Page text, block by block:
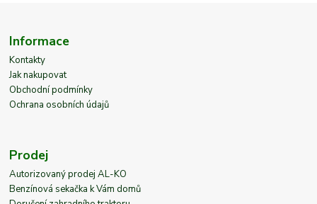
Informace
Kontakty
Jak nakupovat
Obchodní podmínky
Ochrana osobních údajů
Prodej
Autorizovaný prodej AL-KO
Benzínová sekačka k Vám domů